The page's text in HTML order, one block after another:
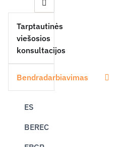
Uždaryti šoninę navigaciją
Tarptautinės
viešosios
konsultacijos
Bendradarbiavimas
ES
BEREC